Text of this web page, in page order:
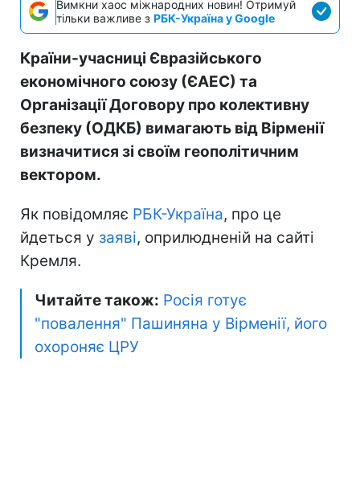
Вимкни хаос міжнародних новин! Отримуй
тільки важливе з РБК-Україна у Google
Країни-учасниці Євразійського
економічного союзу (ЄАЕС) та
Організації Договору про колективну
безпеку (ОДКБ) вимагають від Вірменії
визначитися зі своїм геополітичним
вектором.
Як повідомляє РБК-Україна, про це
йдеться у заяві, оприлюдненій на сайті
Кремля.
Читайте також: Росія готує
"повалення" Пашиняна у Вірменії, його
охороняє ЦРУ